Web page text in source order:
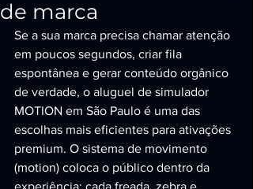
de marca
Se a sua marca precisa chamar atenção
em poucos segundos, criar fila
espontânea e gerar conteúdo orgânico
de verdade, o aluguel de simulador
MOTION em São Paulo é uma das
escolhas mais eficientes para ativações
premium. O sistema de movimento
(motion) coloca o público dentro da
experiência: cada freada, zebra e